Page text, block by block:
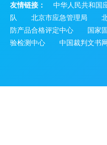
友情链接： 中华人民共和国
队
北京市应急管理局
防产品合格评定中心
国家
验检测中心
中国裁判文书网